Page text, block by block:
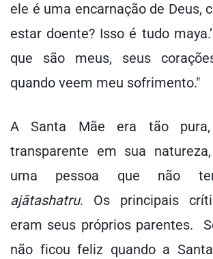
ele é uma encarnação de Deus,
estar doente? Isso é tudo
que são meus, seus
quando veem meu sofrimento."
A Santa Mãe era tão
transparente em sua
uma pessoa que não
ajātashatru. Os principais
eram seus próprios parentes.
não ficou feliz quando a